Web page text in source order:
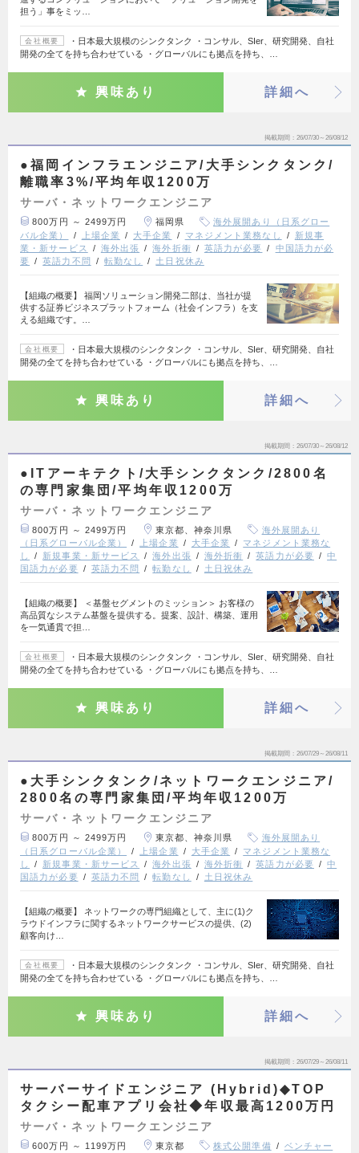
担う」事をミッ…
会社概要
・日本最大規模のシンクタンク ・コンサル、SIer、研究開発、自社
開発の全てを持ち合わせている ・グローバルにも拠点を持ち、…
興味あり 詳細へ
掲載期間 26/07/30～26/08/12
●福岡インフラエンジニア/大手シンクタンク/
離職率3%/平均年収1200万
サーバ・ネットワークエンジニア
800万円 ～ 2499万円 福岡県
海外展開あり（日系グロー
バル企業）
上場企業 大手企業 マネジメント業務なし
新規事
業・新サービス
海外出張 海外折衝 英語力が必要
中国語力が必
要
英語力不問 転勤なし 土日祝休み
【組織の概要】 福岡ソリューション開発二部は、当社が提
供する証券ビジネスプラットフォーム（社会インフラ）を支
える組織です。…
会社概要
・日本最大規模のシンクタンク ・コンサル、SIer、研究開発、自社
開発の全てを持ち合わせている ・グローバルにも拠点を持ち、…
興味あり 詳細へ
掲載期間 26/07/30～26/08/12
●ITアーキテクト/大手シンクタンク/2800名
の専門家集団/平均年収1200万
サーバ・ネットワークエンジニア
800万円 ～ 2499万円 東京都、神奈川県
海外展開あり
（日系グローバル企業）
上場企業 大手企業
マネジメント業務な
し
新規事業・新サービス 海外出張 海外折衝 英語力が必要
中
国語力が必要
英語力不問 転勤なし 土日祝休み
【組織の概要】 ＜基盤セグメントのミッション＞ お客様の
高品質なシステム基盤を提供する。提案、設計、構築、運用
を一気通貫で担…
会社概要
・日本最大規模のシンクタンク ・コンサル、SIer、研究開発、自社
開発の全てを持ち合わせている ・グローバルにも拠点を持ち、…
興味あり 詳細へ
掲載期間 26/07/29～26/08/11
●大手シンクタンク/ネットワークエンジニア/
2800名の専門家集団/平均年収1200万
サーバ・ネットワークエンジニア
800万円 ～ 2499万円 東京都、神奈川県
海外展開あり
（日系グローバル企業）
上場企業 大手企業
マネジメント業務な
し
新規事業・新サービス 海外出張 海外折衝 英語力が必要
中
国語力が必要
英語力不問 転勤なし 土日祝休み
【組織の概要】 ネットワークの専門組織として、主に(1)ク
ラウドインフラに関するネットワークサービスの提供、(2)
顧客向け…
会社概要
・日本最大規模のシンクタンク ・コンサル、SIer、研究開発、自社
開発の全てを持ち合わせている ・グローバルにも拠点を持ち、…
興味あり 詳細へ
掲載期間 26/07/29～26/08/11
サーバーサイドエンジニア (Hybrid)◆TOP
タクシー配車アプリ会社◆年収最高1200万円
サーバ・ネットワークエンジニア
600万円 ～ 1199万円 東京都 株式公開準備
ベンチャー